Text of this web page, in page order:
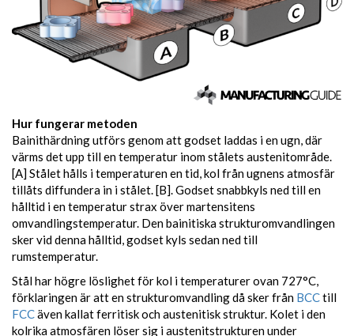
Hur fungerar metoden
Bainithärdning utförs genom att godset laddas i en ugn, där
värms det upp till en temperatur inom stålets austenitområde.
[A] Stålet hålls i temperaturen en tid, kol från ugnens atmosfär
tillåts diffundera in i stålet. [B]. Godset snabbkyls ned till en
hålltid i en temperatur strax över martensitens
omvandlingstemperatur. Den bainitiska strukturomvandlingen
sker vid denna hålltid, godset kyls sedan ned till
rumstemperatur.
Stål har högre löslighet för kol i temperaturer ovan 727°C,
förklaringen är att en strukturomvandling då sker från BCCtill
FCCäven kallat ferritisk och austenitisk struktur. Kolet i den
kolrika atmosfären löser sig i austenitstrukturen under